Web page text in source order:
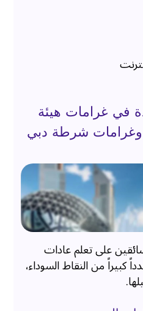
في غرامات هيئة
وغرامات شرطة دبي
على تعلم عادات
كبيراً من النقاط السوداء،